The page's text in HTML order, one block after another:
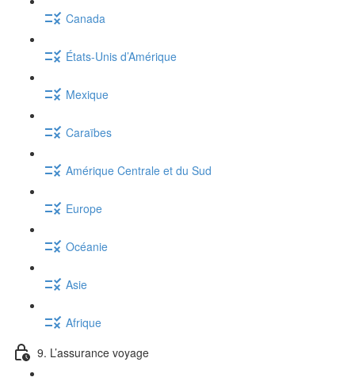
Canada
États-Unis d’Amérique
Mexique
Caraïbes
Amérique Centrale et du Sud
Europe
Océanie
Asie
Afrique
9. L’assurance voyage